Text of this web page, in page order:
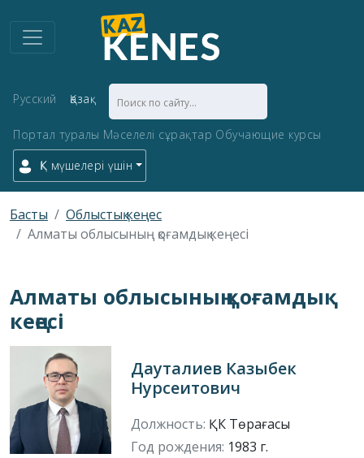
Русский Қазақ
Портал туралы Мәселелі сұрақтар Обучающие курсы
ҚК мүшелері үшін
Басты
Облыстық кеңес
Алматы облысының қоғамдық кеңесі
Алматы облысының қоғамдық
кеңесі
Дауталиев Казыбек
Нурсеитович
Должность: ҚК Төрағасы
Год рождения: 1983 г.